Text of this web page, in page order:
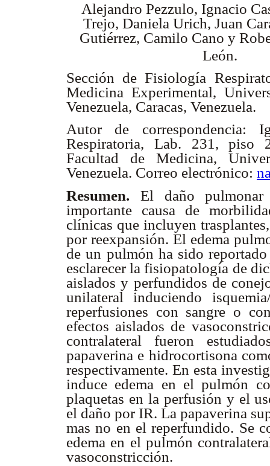
Alejandro Pezzulo, Ignacio
Trejo, Daniela Urich, Juan
Gutiérrez, Camilo Cano y
León.
Sección de Fisiología
Medicina Experimental,
Venezuela, Caracas, Venezuela.
Autor de correspondencia:
Respiratoria, Lab. 231, piso
Facultad de Medicina,
Venezuela. Correo electrónico:
Resumen.
El daño pulmonar
importante causa de
clínicas que incluyen
por reexpansión. El edema
de un pulmón ha sido
esclarecer la fisiopatología de
aislados y perfundidos de
unilateral induciendo
reperfusiones con sangre o
efectos aislados de
contralateral fueron
papaverina e hidrocortisona
respectivamente. En esta
induce edema en el pulmón
plaquetas en la perfusión y el
el daño por IR. La papaverina
mas no en el reperfundido. Se
edema en el pulmón
vasoconstricción.